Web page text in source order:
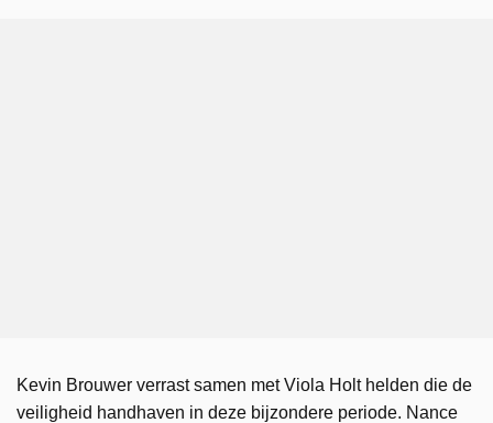
Kevin Brouwer verrast samen met Viola Holt helden die de
veiligheid handhaven in deze bijzondere periode. Nance